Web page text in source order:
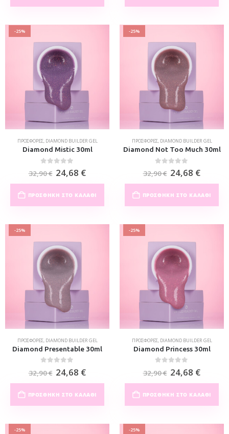
-25%
ΠΡΟΣΦΟΡΈΣ, DIAMOND BUILDER GEL
Diamond Mistic 30ml
out of 5
32,90€ 24,68 €
ΠΡΟΣΘΉΚΗ ΣΤΟ ΚΑΛΆΘΙ
-25%
ΠΡΟΣΦΟΡΈΣ, DIAMOND BUILDER GEL
Diamond Not Too Much 30ml
out of 5
32,90€ 24,68 €
ΠΡΟΣΘΉΚΗ ΣΤΟ ΚΑΛΆΘΙ
-25%
ΠΡΟΣΦΟΡΈΣ, DIAMOND BUILDER GEL
Diamond Presentable 30ml
out of 5
32,90€ 24,68 €
ΠΡΟΣΘΉΚΗ ΣΤΟ ΚΑΛΆΘΙ
-25%
ΠΡΟΣΦΟΡΈΣ, DIAMOND BUILDER GEL
Diamond Princess 30ml
out of 5
32,90€ 24,68 €
ΠΡΟΣΘΉΚΗ ΣΤΟ ΚΑΛΆΘΙ
-25% -25%